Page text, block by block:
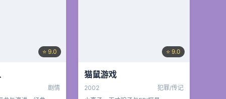
⭐ 9.0
剧情
⭐ 9.0
猫鼠游戏
2002
犯罪/传记